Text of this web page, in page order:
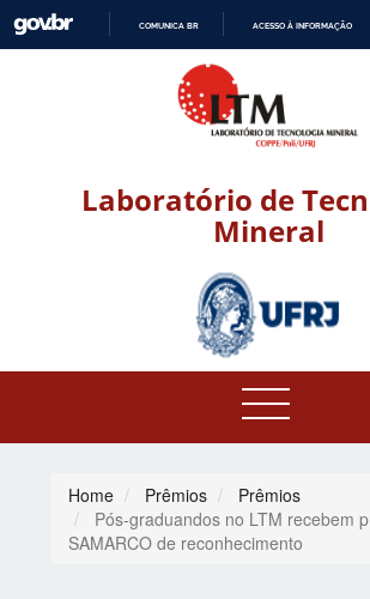
CONTEÚDO
COMUNICA BR ACESSO À INFORMAÇÃO
Laboratório de
Mineral
Home Prêmios
Prêmios
Pós-graduandos no LTM recebem
SAMARCO de reconhecimento